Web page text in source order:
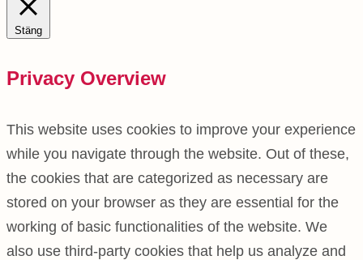
Stäng
Privacy Overview
This website uses cookies to improve your experience
while you navigate through the website. Out of these,
the cookies that are categorized as necessary are
stored on your browser as they are essential for the
working of basic functionalities of the website. We
also use third-party cookies that help us analyze and